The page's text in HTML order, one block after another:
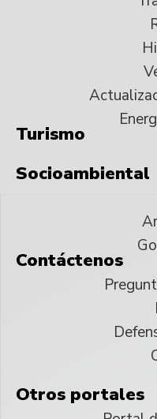
Turismo
Socioambiental
Contáctenos
Otros portales